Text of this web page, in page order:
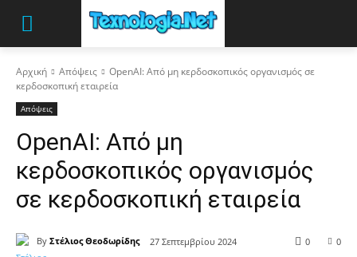
Αρχική Απόψεις
OpenAI: Από μη κερδοσκοπικός οργανισμός σε
κερδοσκοπική εταιρεία
Απόψεις
OpenAI: Από μη
κερδοσκοπικός οργανισμός
σε κερδοσκοπική εταιρεία
By Στέλιος Θεοδωρίδης 27 Σεπτεμβρίου 2024 0
0